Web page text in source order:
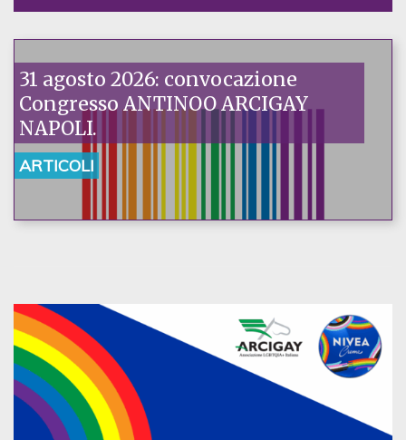
31 agosto 2026: convocazione
Congresso ANTINOO ARCIGAY
NAPOLI.
ARTICOLI